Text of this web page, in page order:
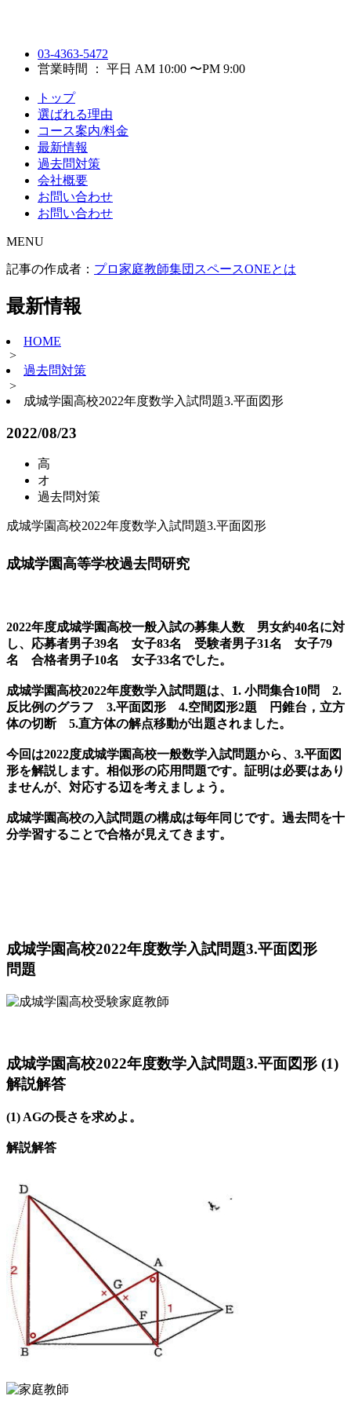
03-4363-5472
営業時間 ： 平日 AM 10:00 〜PM 9:00
トップ
選ばれる理由
コース案内/料金
最新情報
過去問対策
会社概要
お問い合わせ
お問い合わせ
MENU
記事の作成者： プロ家庭教師集団スペースONEとは
最新情報
HOME
>
過去問対策
>
成城学園高校2022年度数学入試問題3.平面図形
2022/08/23
高
オ
過去問対策
成城学園高校2022年度数学入試問題3.平面図形
成城学園高等学校過去問研究
2022年度成城学園高校一般入試の募集人数 男女約40名に対
し、応募者男子39名 女子83名 受験者男子31名 女子79
名 合格者男子10名 女子33名でした。
成城学園高校2022年度数学入試問題は、1. 小問集合10問 2.
反比例のグラフ 3.平面図形 4.空間図形2題 円錐台，立方
体の切断 5.直方体の解点移動が出題されました。
今回は2022度成城学園高校一般数学入試問題から、3.平面図
形を解説します。相似形の応用問題です。証明は必要はあり
ませんが、対応する辺を考えましょう。
成城学園高校の入試問題の構成は毎年同じです。過去問を十
分学習することで合格が見えてきます。
成城学園高校2022年度数学入試問題3.平面図形
問題
成城学園高校2022年度数学入試問題3.平面図形 (1)
解説解答
(1) AGの長さを求めよ。
解説解答